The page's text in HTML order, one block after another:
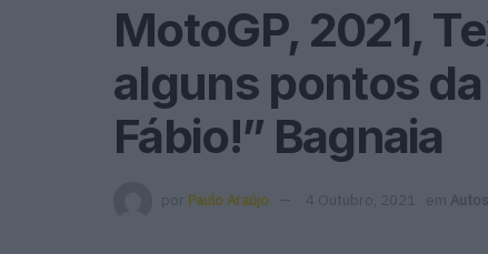
MotoGP, 2021,
alguns pontos
Fábio!” Bagnaia
por Paulo Araújo 4 Outubro, 2021 em